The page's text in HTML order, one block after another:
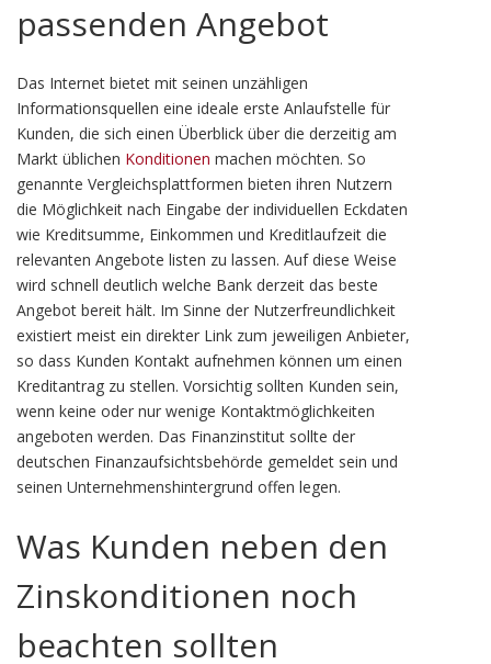
passenden Angebot
Das Internet bietet mit seinen unzähligen
Informationsquellen eine ideale erste Anlaufstelle für
Kunden, die sich einen Überblick über die derzeitig am
Markt üblichen Konditionen machen möchten. So
genannte Vergleichsplattformen bieten ihren Nutzern
die Möglichkeit nach Eingabe der individuellen Eckdaten
wie Kreditsumme, Einkommen und Kreditlaufzeit die
relevanten Angebote listen zu lassen. Auf diese Weise
wird schnell deutlich welche Bank derzeit das beste
Angebot bereit hält. Im Sinne der Nutzerfreundlichkeit
existiert meist ein direkter Link zum jeweiligen Anbieter,
so dass Kunden Kontakt aufnehmen können um einen
Kreditantrag zu stellen. Vorsichtig sollten Kunden sein,
wenn keine oder nur wenige Kontaktmöglichkeiten
angeboten werden. Das Finanzinstitut sollte der
deutschen Finanzaufsichtsbehörde gemeldet sein und
seinen Unternehmenshintergrund offen legen.
Was Kunden neben den
Zinskonditionen noch
beachten sollten